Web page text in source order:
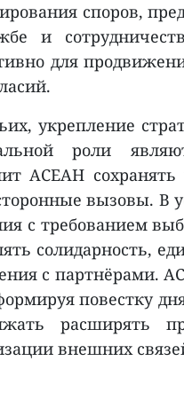
споров,
и
для
укрепление
роли
АСЕАН
вызовы. В
с требованием
солидарность,
с партнёрами.
повестку
расширять
внешних